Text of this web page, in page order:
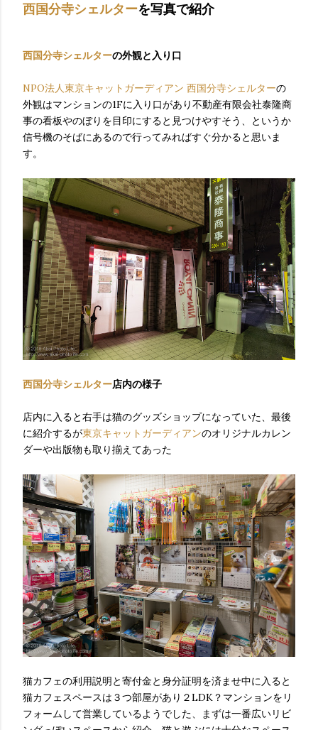
西国分寺シェルターを写真で紹介
西国分寺シェルターの外観と入り口
NPO法人東京キャットガーディアン 西国分寺シェルターの
外観はマンションの1Fに入り口があり不動産有限会社泰隆商
事の看板やのぼりを目印にすると見つけやすそう、というか
信号機のそばにあるので行ってみればすぐ分かると思いま
す。
西国分寺シェルター店内の様子
店内に入ると右手は猫のグッズショップになっていた、最後
に紹介するが東京キャットガーディアンのオリジナルカレン
ダーや出版物も取り揃えてあった
猫カフェの利用説明と寄付金と身分証明を済ませ中に入ると
猫カフェスペースは３つ部屋があり２LDK？マンションをリ
フォームして営業しているようでした、まずは一番広いリビ